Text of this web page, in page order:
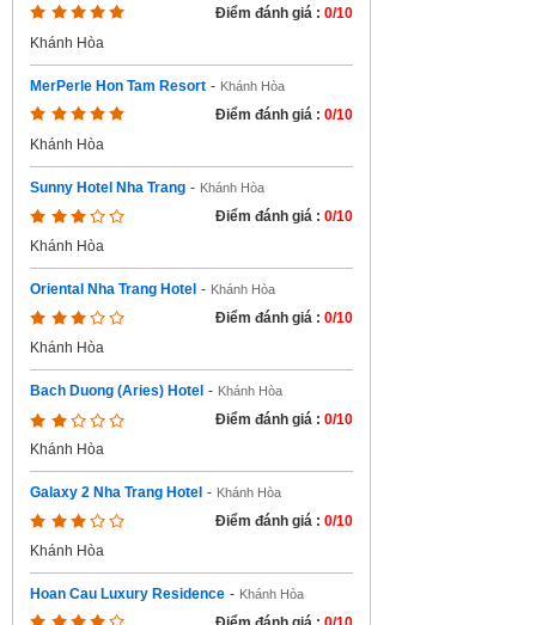
Điểm đánh giá : 0/10
Khánh Hòa
MerPerle Hon Tam Resort - Khánh Hòa
Điểm đánh giá : 0/10
Khánh Hòa
Sunny Hotel Nha Trang - Khánh Hòa
Điểm đánh giá : 0/10
Khánh Hòa
Oriental Nha Trang Hotel - Khánh Hòa
Điểm đánh giá : 0/10
Khánh Hòa
Bach Duong (Aries) Hotel - Khánh Hòa
Điểm đánh giá : 0/10
Khánh Hòa
Galaxy 2 Nha Trang Hotel - Khánh Hòa
Điểm đánh giá : 0/10
Khánh Hòa
Hoan Cau Luxury Residence - Khánh Hòa